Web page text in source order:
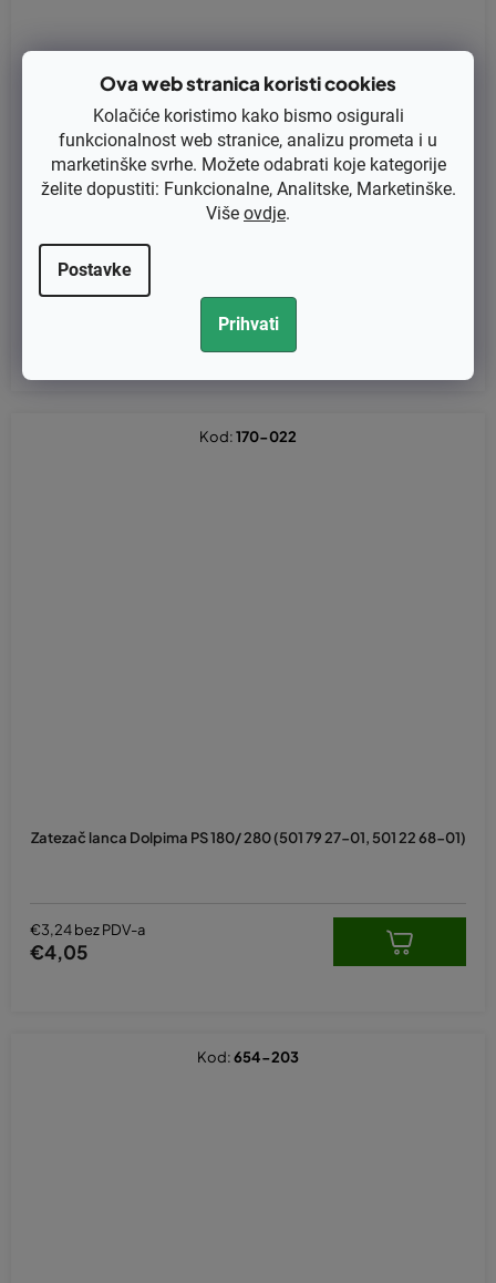
Ova web stranica koristi cookies
Kolačiće koristimo kako bismo osigurali
funkcionalnost web stranice, analizu prometa i u
marketinške svrhe. Možete odabrati koje kategorije
želite dopustiti: Funkcionalne, Analitske, Marketinške.
Više ovdje.
Postavke
Prihvati
Crijevo ulja Dolpima PS 180/ 280, 380, 480, 281 (501 57 63-02)
Zatezač lanca Dolpima PS 180/ 280 (501 79 27-01, 501 22 68-01)
€3,24 bez PDV-a
€4,05
Kod:170-022
Kod:654-203